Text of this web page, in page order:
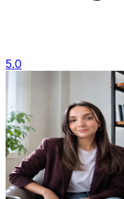
5.0